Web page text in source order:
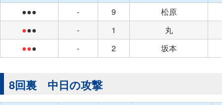
●●● - 9
松原
●●● - 1
丸
●●● - 2 坂本
8回裏 中日の攻撃